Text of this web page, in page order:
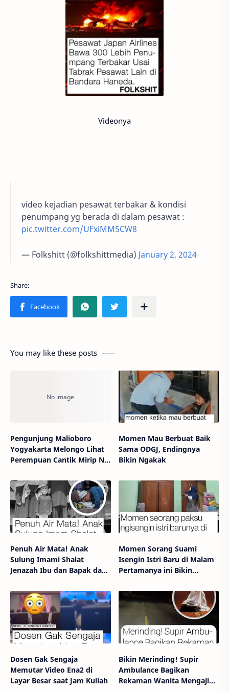
Videonya
video kejadian pesawat terbakar & kondisi
penumpang yg berada di dalam pesawat :
pic.twitter.com/UFxiMM5CW8
— Folkshitt (@folkshittmedia) January 2, 2024
You may like these posts
Pengunjung Malioboro
Yogyakarta Melongo Lihat
Perempuan Cantik Mirip Nyi
Momen Mau Berbuat Baik
Sama ODGJ, Endingnya
Bikin Ngakak
Penuh Air Mata! Anak
Sulung Imami Shalat
Jenazah Ibu dan Bapak dan
kecelakaan Mobil
Momen Sorang Suami
Isengin Istri Baru di Malam
Pertamanya ini Bikin
Dosen Gak Sengaja
Memutar Video Ena2 di
Layar Besar saat Jam Kuliah
Bikin Merinding! Supir
Ambulance Bagikan
Rekaman Wanita Mengaji